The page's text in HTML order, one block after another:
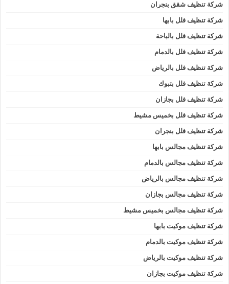
شركة تنظيف شقق بنجران
شركة تنظيف فلل بابها
شركة تنظيف فلل بالباحة
شركة تنظيف فلل بالدمام
شركة تنظيف فلل بالرياض
شركة تنظيف فلل بتبوك
شركة تنظيف فلل بجازان
شركة تنظيف فلل بخميس مشيط
شركة تنظيف فلل بنجران
شركة تنظيف مجالس بابها
شركة تنظيف مجالس بالدمام
شركة تنظيف مجالس بالرياض
شركة تنظيف مجالس بجازان
شركة تنظيف مجالس بخميس مشيط
شركة تنظيف موكيت بابها
شركة تنظيف موكيت بالدمام
شركة تنظيف موكيت بالرياض
شركة تنظيف موكيت بجازان